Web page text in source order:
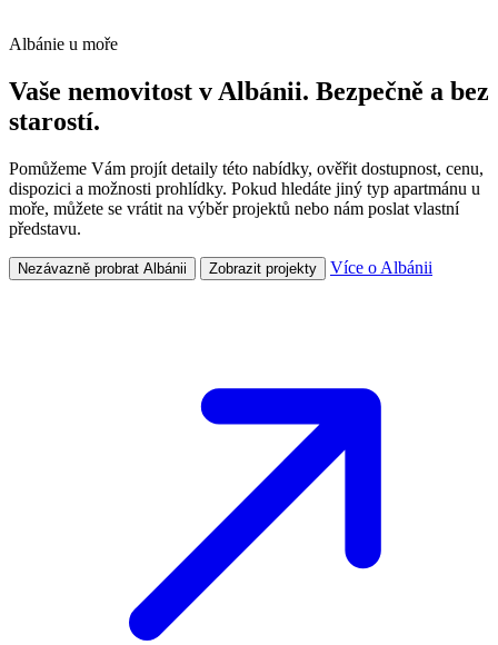
Albánie u moře
Vaše nemovitost v Albánii. Bezpečně a bez
starostí.
Pomůžeme Vám projít detaily této nabídky, ověřit dostupnost, cenu,
dispozici a možnosti prohlídky. Pokud hledáte jiný typ apartmánu u
moře, můžete se vrátit na výběr projektů nebo nám poslat vlastní
představu.
Nezávazně probrat Albánii Zobrazit projekty Více o Albánii